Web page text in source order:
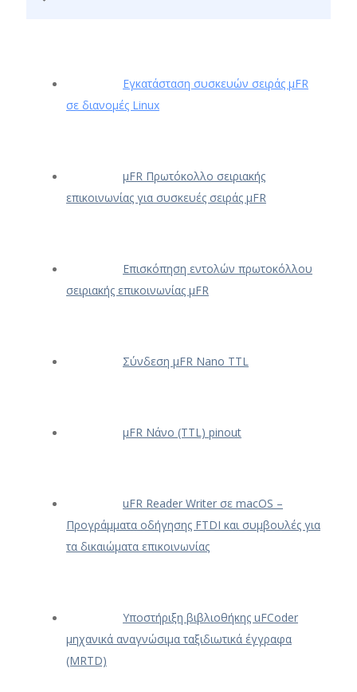
Εγκατάσταση συσκευών σειράς μFR
σε διανομές Linux
μFR Πρωτόκολλο σειριακής
επικοινωνίας για συσκευές σειράς μFR
Επισκόπηση εντολών πρωτοκόλλου
σειριακής επικοινωνίας μFR
Σύνδεση μFR Nano TTL
μFR Νάνο (TTL) pinout
uFR Reader Writer σε macOS –
Προγράμματα οδήγησης FTDI και συμβουλές για
τα δικαιώματα επικοινωνίας
Υποστήριξη βιβλιοθήκης uFCoder
μηχανικά αναγνώσιμα ταξιδιωτικά έγγραφα
(MRTD)